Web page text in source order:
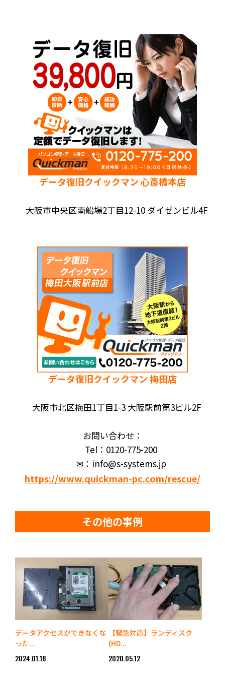
データ復旧クイックマン 心斎橋本店
大阪市中央区南船場2丁目12-10 ダイゼンビル4F
データ復旧クイックマン 梅田店
大阪市北区梅田1丁目1-3 大阪駅前第3ビル2F
お問い合わせ：
Tel：0120-775-200
✉：info@s-systems.jp
https://www.quickman-pc.com/rescue/
その他の事例
データアクセスができなくな
った...
2024.01.18
【緊急対応】ランディスク
(HD...
2020.05.12